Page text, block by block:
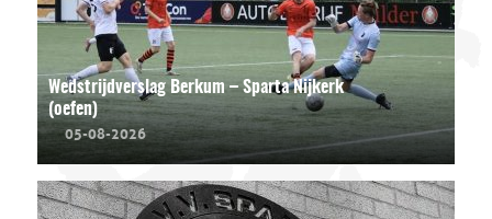
Wedstrijdverslag Berkum – Sparta Nijkerk
(oefen)
05-08-2026